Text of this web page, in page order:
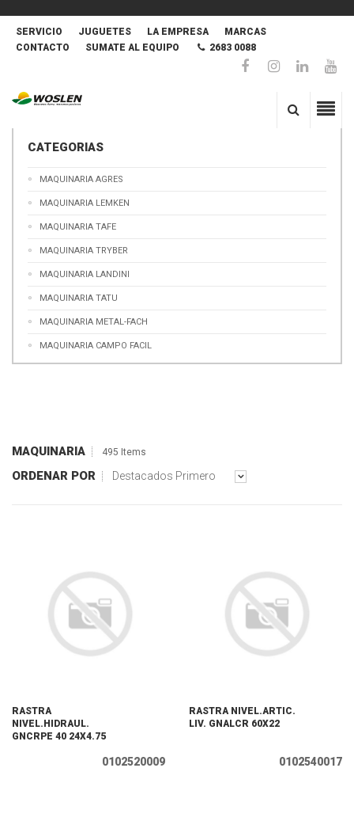
SERVICIO JUGUETES LA EMPRESA
MARCAS
CONTACTO
SUMATE AL EQUIPO 2683 0088
CATEGORIAS
MAQUINARIA AGRES
MAQUINARIA LEMKEN
MAQUINARIA TAFE
MAQUINARIA TRYBER
MAQUINARIA LANDINI
MAQUINARIA TATU
MAQUINARIA METAL-FACH
MAQUINARIA CAMPO FACIL
MAQUINARIA 495 Items
ORDENAR POR Destacados Primero
RASTRA
NIVEL.HIDRAUL.
GNCRPE 40 24X4.75
0102520009
RASTRA NIVEL.ARTIC.
LIV. GNALCR 60X22
0102540017